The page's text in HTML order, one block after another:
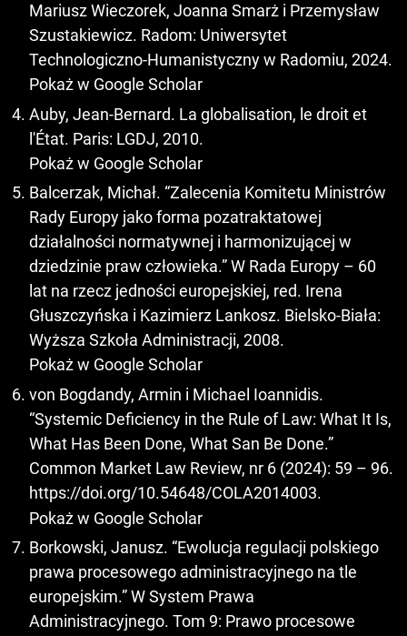
Mariusz Wieczorek, Joanna Smarż i Przemysław
Szustakiewicz. Radom: Uniwersytet
Technologiczno-Humanistyczny w Radomiu, 2024.
Pokaż w Google Scholar
Auby, Jean-Bernard. La globalisation, le droit et
l'État. Paris: LGDJ, 2010.
Pokaż w Google Scholar
Balcerzak, Michał. “Zalecenia Komitetu Ministrów
Rady Europy jako forma pozatraktatowej
działalności normatywnej i harmonizującej w
dziedzinie praw człowieka.” W Rada Europy – 60
lat na rzecz jedności europejskiej, red. Irena
Głuszczyńska i Kazimierz Lankosz. Bielsko-Biała:
Wyższa Szkoła Administracji, 2008.
Pokaż w Google Scholar
von Bogdandy, Armin i Michael Ioannidis.
“Systemic Deficiency in the Rule of Law: What It Is,
What Has Been Done, What San Be Done.”
Common Market Law Review, nr 6 (2024): 59 – 96.
https://doi.org/10.54648/COLA2014003.
Pokaż w Google Scholar
Borkowski, Janusz. “Ewolucja regulacji polskiego
prawa procesowego administracyjnego na tle
europejskim.” W System Prawa
Administracyjnego. Tom 9: Prawo procesowe